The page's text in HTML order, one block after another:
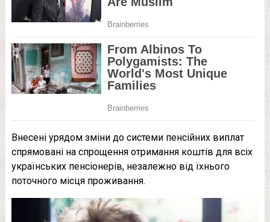
Внесені урядом зміни до системи пенсійних виплат
спрямовані на спрощення отримання коштів для всіх
українських пенсіонерів, незалежно від їхнього
поточного місця проживання.